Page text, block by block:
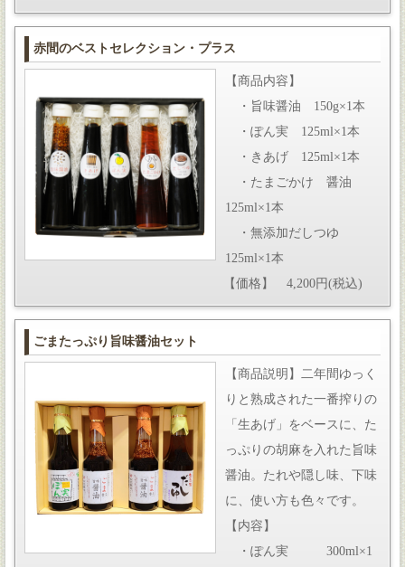
赤間のベストセレクション・プラス
【商品内容】
・旨味醤油 150g×1本
・ぽん実 125ml×1本
・きあげ 125ml×1本
・たまごかけ 醤油
125ml×1本
・無添加だしつゆ
125ml×1本
【価格】 4,200円(税込)
ごまたっぷり旨味醤油セット
【商品説明】二年間ゆっく
りと熟成された一番搾りの
「生あげ」をベースに、た
っぷりの胡麻を入れた旨味
醤油。たれや隠し味、下味
に、使い方も色々です。
【内容】
・ぽん実 300ml×1